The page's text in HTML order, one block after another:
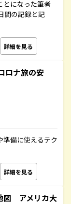
とになった筆者
間の記録と記
詳細を見る
ロナ旅の安
備に使えるテク
詳細を見る
図 アメリカ大